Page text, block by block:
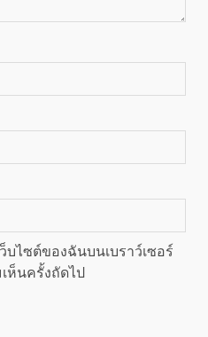
ไซต์ของฉันบนเบราว์เซอร์
ห็นครั้งถัดไป